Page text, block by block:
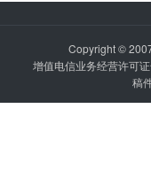
Copyright ©
增值电信业务经营许可
稿